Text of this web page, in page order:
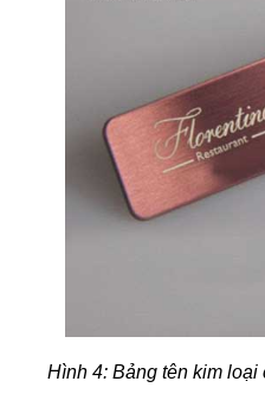
Hình 4: Bảng tên kim